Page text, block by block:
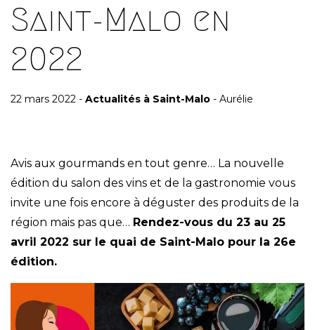
Saint-Malo en
2022
22 mars 2022 - Actualités à Saint-Malo - Aurélie
Avis aux gourmands en tout genre… La nouvelle
édition du salon des vins et de la gastronomie vous
invite une fois encore à déguster des produits de la
région mais pas que… Rendez-vous du 23 au 25
avril 2022 sur le quai de Saint-Malo pour la 26e
édition.